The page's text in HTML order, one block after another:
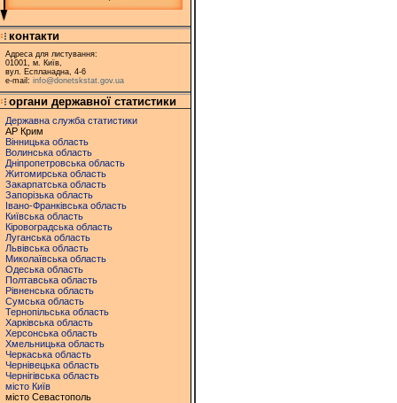
контакти
Адреса для листування:
01001, м. Київ,
вул. Еспланадна, 4-6
e-mail: info@donetskstat.gov.ua
органи державної статистики
Державна служба статистики
АР Крим
Вінницька область
Волинська область
Дніпропетровська область
Житомирська область
Закарпатська область
Запорізька область
Івано-Франківська область
Київська область
Кіровоградська область
Луганська область
Львівська область
Миколаївська область
Одеська область
Полтавська область
Рівненська область
Сумська область
Тернопільська область
Харківська область
Херсонська область
Хмельницька область
Черкаська область
Чернівецька область
Чернігівська область
місто Київ
місто Севастополь